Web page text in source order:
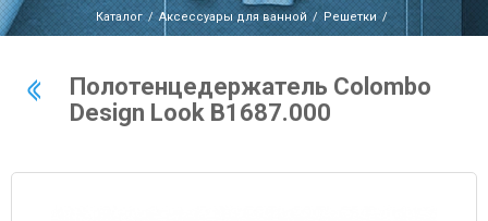
Каталог Аксессуары для ванной Решетки
Полотенцедержатель Colombo
Design Look B1687.000